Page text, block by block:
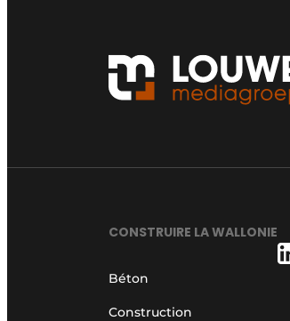
CONSTRUIRE LA WALLONIE
Béton
Construction